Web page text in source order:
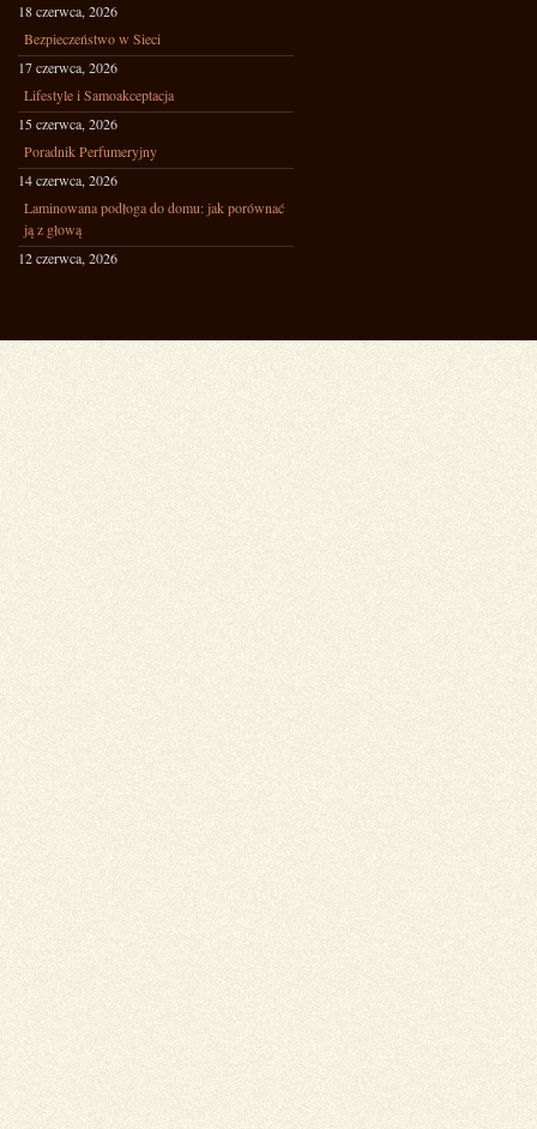
18 czerwca, 2026
Bezpieczeństwo w Sieci
17 czerwca, 2026
Lifestyle i Samoakceptacja
15 czerwca, 2026
Poradnik Perfumeryjny
14 czerwca, 2026
Laminowana podłoga do domu: jak porównać
ją z głową
12 czerwca, 2026